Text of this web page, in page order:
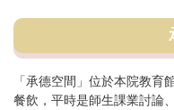
「承德空間」位於本院教育
餐飲，平時是師生課業討論